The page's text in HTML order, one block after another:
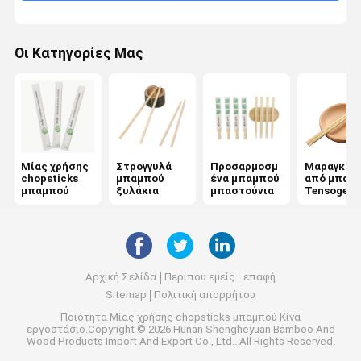
Οι Κατηγορίες Μας
Μίας χρήσης
chopsticks
μπαμπού
Στρογγυλά
μπαμπού
ξυλάκια
Προσαρμοσμ
ένα μπαμπού
μπαστούνια
από
Tensoge
Αρχική Σελίδα Περίπου εμείς
επαφή
Sitemap
Πολιτική απορρήτου
Ποιότητα Μίας χρήσης chopsticks μπαμπού Κίνα
εργοστάσιο.Copyright © 2026 Hunan Shengheyuan Bamboo And
Wood Products Import And Export Co., Ltd.. All Rights Reserved.